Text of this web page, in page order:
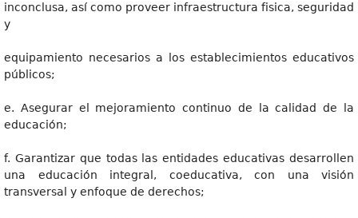
inconclusa, así como proveer infraestructura fisica, seguridad
y
equipamiento necesarios a los establecimientos educativos
públicos;
e. Asegurar el mejoramiento continuo de la calidad de la
educación;
f. Garantizar que todas las entidades educativas desarrollen
una educación integral, coeducativa, con una visión
transversal y enfoque de derechos;